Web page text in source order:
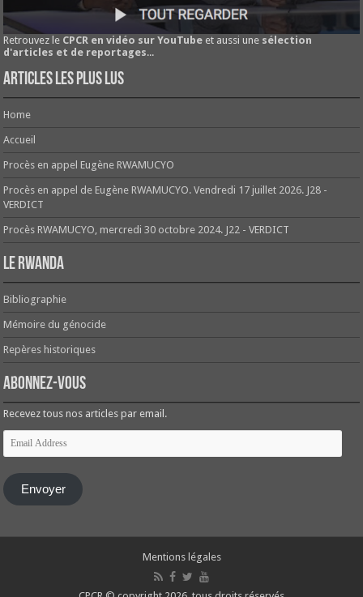
Retrouvez le CPCR en vidéo sur YouTube et aussi une sélection
d'articles et de reportages...
Articles les plus lus
Home
Accueil
Procès en appel Eugène RWAMUCYO
Procès en appel de Eugène RWAMUCYO. Vendredi 17 juillet 2026. J28 -
VERDICT
Procès RWAMUCYO, mercredi 30 octobre 2024. J22 - VERDICT
Le Rwanda
Bibliographie
Mémoire du génocide
Repères historiques
Abonnez-vous
Recevez tous nos articles par email.
Email
Address
Envoyer
Mentions légales